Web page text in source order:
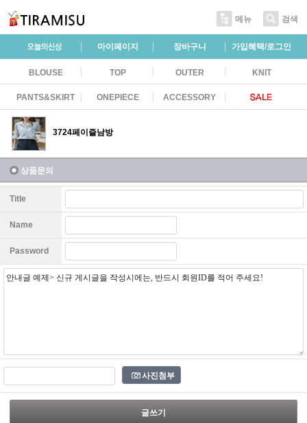
메뉴 검색
마이페이지 장바구니 가입혜택/로그인
BLOUSE TOP OUTER KNIT
PANTS&SKIRT ONEPIECE ACCESSORY
3724페이즐남방
상품문의
Title
Name
Password
사진첨부
글쓰기